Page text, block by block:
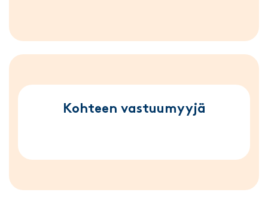
Kohteen vastuumyyjä